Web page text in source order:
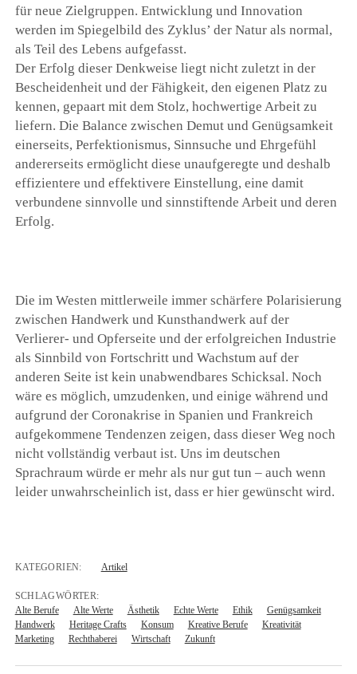
für neue Zielgruppen. Entwicklung und Innovation
werden im Spiegelbild des Zyklus’ der Natur als normal,
als Teil des Lebens aufgefasst.
Der Erfolg dieser Denkweise liegt nicht zuletzt in der
Bescheidenheit und der Fähigkeit, den eigenen Platz zu
kennen, gepaart mit dem Stolz, hochwertige Arbeit zu
liefern. Die Balance zwischen Demut und Genügsamkeit
einerseits, Perfektionismus, Sinnsuche und Ehrgefühl
andererseits ermöglicht diese unaufgeregte und deshalb
effizientere und effektivere Einstellung, eine damit
verbundene sinnvolle und sinnstiftende Arbeit und deren
Erfolg.
Die im Westen mittlerweile immer schärfere Polarisierung
zwischen Handwerk und Kunsthandwerk auf der
Verlierer- und Opferseite und der erfolgreichen Industrie
als Sinnbild von Fortschritt und Wachstum auf der
anderen Seite ist kein unabwendbares Schicksal. Noch
wäre es möglich, umzudenken, und einige während und
aufgrund der Coronakrise in Spanien und Frankreich
aufgekommene Tendenzen zeigen, dass dieser Weg noch
nicht vollständig verbaut ist. Uns im deutschen
Sprachraum würde er mehr als nur gut tun – auch wenn
leider unwahrscheinlich ist, dass er hier gewünscht wird.
KATEGORIEN: Artikel
SCHLAGWÖRTER:
Alte Berufe
Alte Werte Ästhetik Echte Werte Ethik
Genügsamkeit
Handwerk
Heritage Crafts Konsum Kreative Berufe
Kreativität
Marketing
Rechthaberei Wirtschaft Zukunft